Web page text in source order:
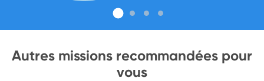
Autres missions recommandées pour
vous